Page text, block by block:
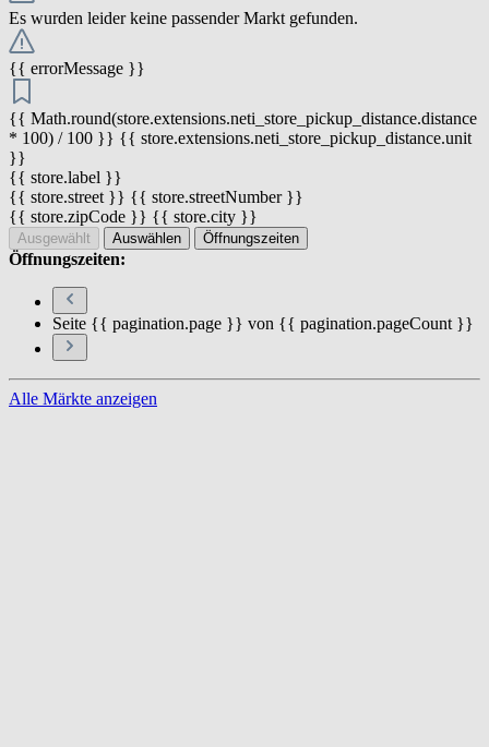
Es wurden leider keine passender Markt gefunden.
{{ errorMessage }}
{{ Math.round(store.extensions.neti_store_pickup_distance.distance
* 100) / 100 }} {{ store.extensions.neti_store_pickup_distance.unit
}}
{{ store.label }}
{{ store.street }} {{ store.streetNumber }}
{{ store.zipCode }} {{ store.city }}
Ausgewählt Auswählen Öffnungszeiten
Öffnungszeiten:
Seite {{ pagination.page }} von {{ pagination.pageCount }}
Alle Märkte anzeigen